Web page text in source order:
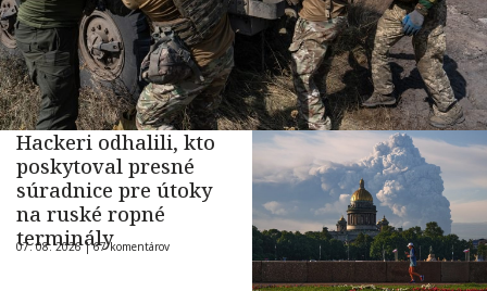
Hackeri odhalili, kto
poskytoval presné
súradnice pre útoky
na ruské ropné
terminály
07. 08. 2026 |67 komentárov